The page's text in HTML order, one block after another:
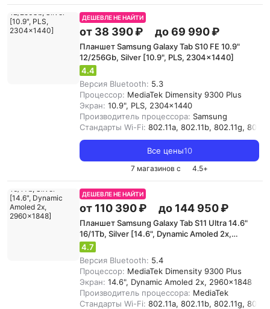
ДЕШЕВЛЕ НЕ НАЙТИ
от 38 390 ₽ до 69 990 ₽
Планшет Samsung Galaxy Tab S10 FE 10.9"
12/256Gb, Silver [10.9", PLS, 2304x1440]
4.4
Версия Bluetooth: 5.3
Процессор: MediaTek Dimensity 9300 Plus
Экран: 10.9", PLS, 2304x1440
Производитель процессора: Samsung
Стандарты Wi-Fi: 802.11a, 802.11b, 802.11g,
Все цены10
7 магазинов с 4.5+
ДЕШЕВЛЕ НЕ НАЙТИ
от 110 390 ₽ до 144 950 ₽
Планшет Samsung Galaxy Tab S11 Ultra 14.6"
16/1Tb, Silver [14.6", Dynamic Amoled 2x,
2960x1848]
4.7
Версия Bluetooth: 5.4
Процессор: MediaTek Dimensity 9300 Plus
Экран: 14.6", Dynamic Amoled 2x, 2960x1848
Производитель процессора: MediaTek
Стандарты Wi-Fi: 802.11a, 802.11b, 802.11g,